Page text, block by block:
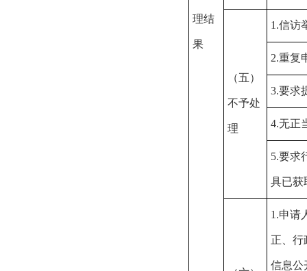
理结
果
（五）
不予处
理
1.信访
2.重复
3.要求
4.无正
5.要求
具已获
1.申请
正、行
信息公